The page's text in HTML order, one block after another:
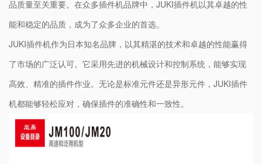
品质量至关重要。在众多插件机品牌中，JUKI插件机以其卓越的性
能和稳定的品质，成为了众多企业的首选。
JUKI插件机作为日本知名品牌，以其精湛的技术和卓越的性能赢得
了市场的广泛认可。它采用先进的机械设计和控制系统，能够实现
高效、精准的插件作业。无论是标准元件还是异形元件，JUKI插件
机都能够轻松应对，确保插件的准确性和一致性。